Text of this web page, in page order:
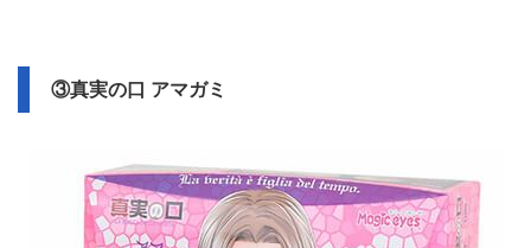
③真実の口 アマガミ